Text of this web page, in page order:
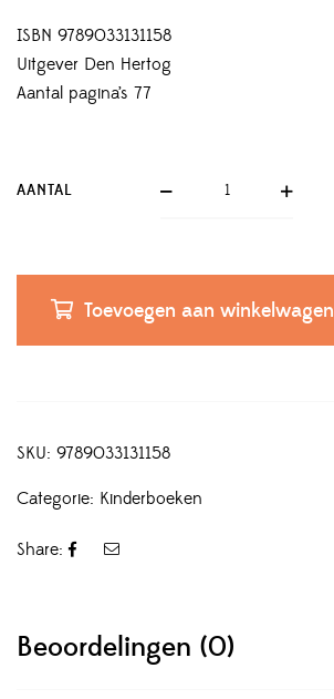
ISBN 9789033131158
Uitgever Den Hertog
Aantal pagina’s 77
AANTAL
Toevoegen aan winkelwagen
SKU: 9789033131158
Categorie: Kinderboeken
Share:
Beoordelingen (0)